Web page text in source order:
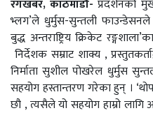
रंगखबर, काठमाडौँ- प्रदर्शनको
भ्लग’ले धुर्मुस-सुन्तली फाउन्डेसनले
बुद्ध अन्तराष्ट्रिय क्रिकेट
निर्देशक सम्राट शाक्य ,
निर्माता सुशील पोखरेल धुर्मुस
सहयोग हस्तान्तरण गरेका हुन् ।
छौ , त्यसैले यो सहयोग हाम्रो लागि